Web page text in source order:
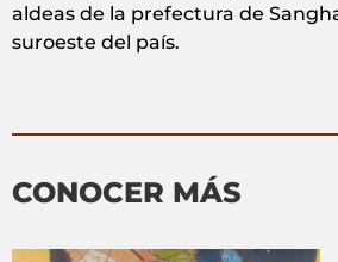
aldeas de la prefectura de
suroeste del país.
CONOCER MÁS